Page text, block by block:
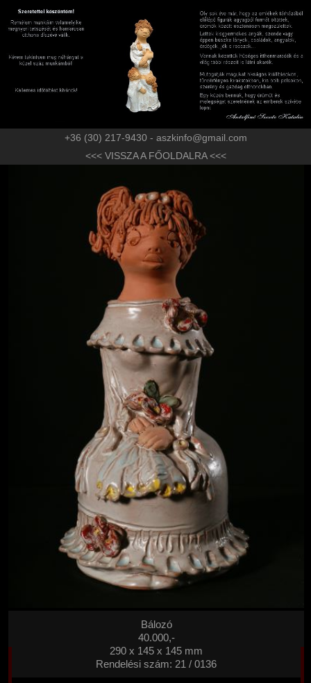
+36 (30) 217-9430 - aszkinfo@gmail.com
<<< VISSZA A FŐOLDALRA <<<
Bálozó
40.000,-
290 x 145 x 145 mm
Rendelési szám: 21 / 0136